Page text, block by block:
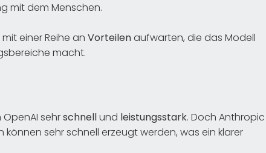
mit dem Menschen.
einer Reihe an Vorteilenaufwarten, die das Modell
macht.
sehrschnellund leistungsstark. Doch Anthropic
sehr schnell erzeugt werden, was ein klarer